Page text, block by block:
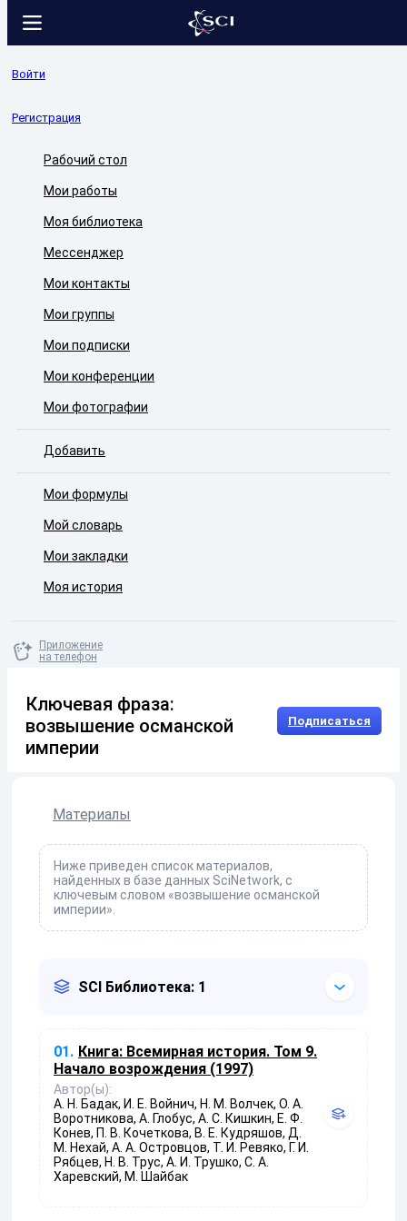
Войти
Регистрация
Рабочий стол
Мои работы
Моя библиотека
Мессенджер
Мои контакты
Мои группы
Мои подписки
Мои конференции
Мои фотографии
Добавить
Мои формулы
Мой словарь
Мои закладки
Моя история
Приложение
на телефон
Ключевая фраза:
возвышение османской
империи
Подписаться
Материалы
Ниже приведен список материалов,
найденных в базе данных SciNetwork, с
ключевым словом «возвышение османской
империи».
SCI Библиотека: 1
01. Книга: Всемирная история. Том 9.
Начало возрождения (1997)
Автор(ы):
А. Н. Бадак, И. Е. Войнич, Н. М. Волчек, О. А.
Воротникова, А. Глобус, А. С. Кишкин, Е. Ф.
Конев, П. В. Кочеткова, В. Е. Кудряшов, Д.
М. Нехай, А. А. Островцов, Т. И. Ревяко, Г. И.
Рябцев, Н. В. Трус, А. И. Трушко, С. А.
Харевский, М. Шайбак